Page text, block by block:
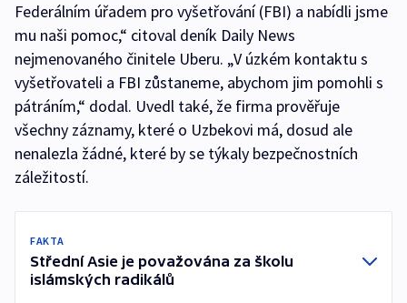
Federálním úřadem pro vyšetřování (FBI) a nabídli jsme
mu naši pomoc,“ citoval deník Daily News
nejmenovaného činitele Uberu. „V úzkém kontaktu s
vyšetřovateli a FBI zůstaneme, abychom jim pomohli s
pátráním,“ dodal. Uvedl také, že firma prověřuje
všechny záznamy, které o Uzbekovi má, dosud ale
nenalezla žádné, které by se týkaly bezpečnostních
záležitostí.
FAKTA
Střední Asie je považována za školu
islámských radikálů